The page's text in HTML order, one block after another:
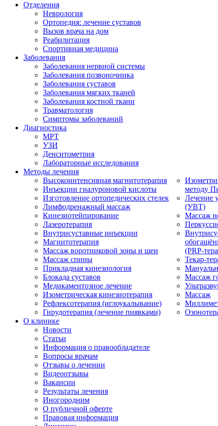
Отделения
Неврология
Ортопедия: лечение суставов
Вызов врача на дом
Реабилитация
Спортивная медицина
Заболевания
Заболевания нервной системы
Заболевания позвоночника
Заболевания суставов
Заболевания мягких тканей
Заболевания костной ткани
Травматология
Симптомы заболеваний
Диагностика
МРТ
УЗИ
Денситометрия
Лабораторные исследования
Методы лечения
Высокоинтенсивная магнитотерапия
Инъекции гиалуроновой кислоты
Изготовление ортопедических стелек
Лимфодренажный массаж
Кинезиотейпирование
Лазеротерапия
Внутрисуставные инъекции
Магнитотерапия
Массаж воротниковой зоны и шеи
Массаж спины
Прикладная кинезиология
Блокада суставов
Медикаментозное лечение
Изометрическая кинезиотерапия
Рефлексотерапия (иглоукалывание)
Гирудотерапия (лечение пиявками)
методу
Лечение
(УВТ)
Массаж
(PRP-
Текар-
Массаж
Массаж
О клинике
Новости
Статьи
Информация о правообладателе
Вопросы врачам
Отзывы о лечении
Видеоотзывы
Вакансии
Результаты лечения
Иногородним
О публичной оферте
Правовая информация